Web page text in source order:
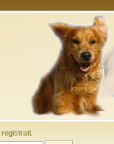
registrati.